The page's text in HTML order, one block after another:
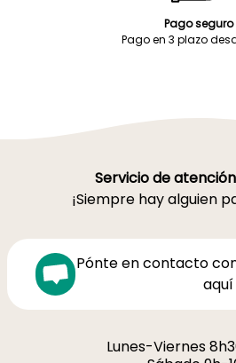
Pago seguro
Pago en 3 plazo
Servicio de
¡Siempre hay alguien
Pónte en contacto
aquí
Lunes-Viernes